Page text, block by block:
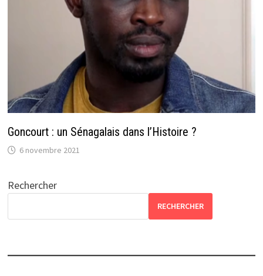
Goncourt : un Sénagalais dans l’Histoire ?
6 novembre 2021
Rechercher
RECHERCHER